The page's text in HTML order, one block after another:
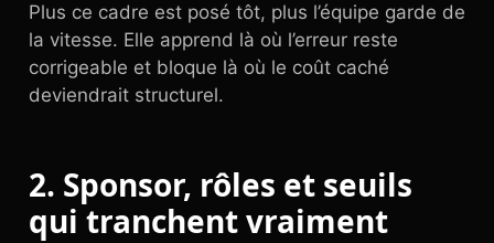
Plus ce cadre est posé tôt, plus l’équipe garde de
la vitesse. Elle apprend là où l’erreur reste
corrigeable et bloque là où le coût caché
deviendrait structurel.
2. Sponsor, rôles et seuils
qui tranchent vraiment